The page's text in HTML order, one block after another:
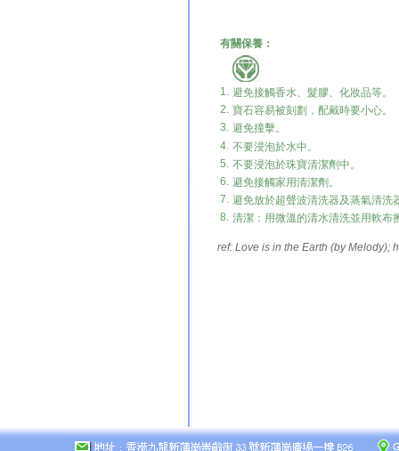
有關保養：
1. 避免接觸香水、髮膠、化妝品等。
2. 寶石容易被刻劃，配戴時要小心。
3. 避免撞擊。
4. 不要浸泡於水中。
5. 不要浸泡於珠寶清潔劑中。
6. 避免接觸家用清潔劑。
7. 避免放於超聲波清洗器及蒸氣清洗
8. 清潔：用微溫的清水清洗並用軟布
ref: Love is in the Earth (by Melody);